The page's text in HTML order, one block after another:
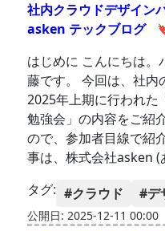
社内クラウドデザイン
asken テックブログ
はじめに こんにちは。
藤です。 今回は、社
2025年上期に行われた
勉強会」の内容をご紹
ので、参加者目線で紹
事は、株式会社asken (
タグ: #クラウド #デ
公開日: 2025-12-11 00:00